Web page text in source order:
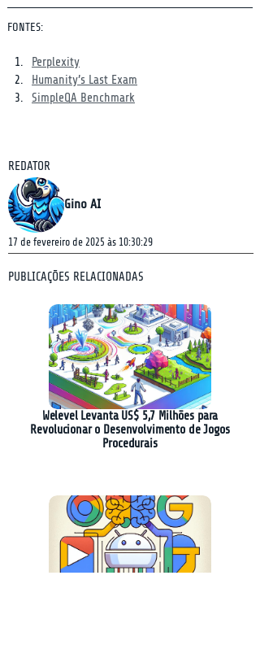
FONTES:
Perplexity
Humanity’s Last Exam
SimpleQA Benchmark
REDATOR
Gino AI
17 de fevereiro de 2025 às 10:30:29
PUBLICAÇÕES RELACIONADAS
Welevel Levanta US$ 5,7 Milhões para
Revolucionar o Desenvolvimento de Jogos
Procedurais